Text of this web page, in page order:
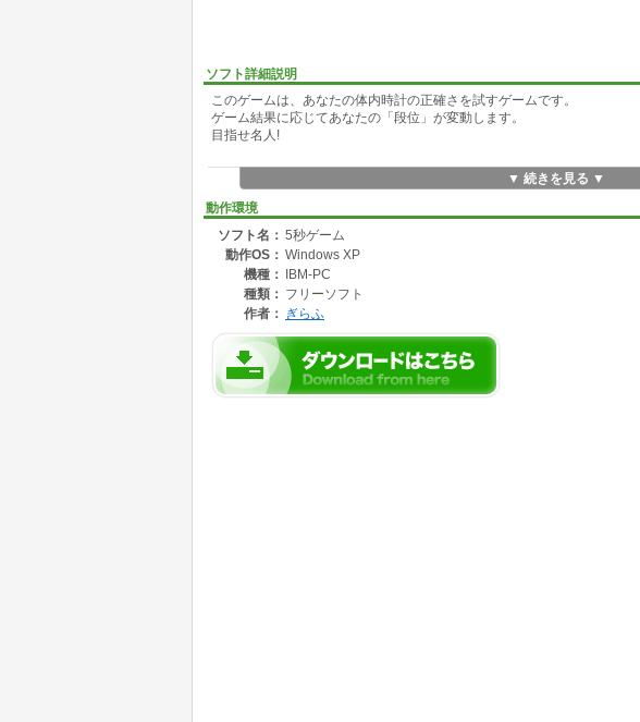
ソフト詳細説明
このゲームは、あなたの体内時計の正確さを試すゲームです。
ゲーム結果に応じてあなたの「段位」が変動します。
目指せ名人!
▼ 続きを見る ▼
動作環境
ソフト名： 5秒ゲーム
動作OS： Windows XP
機種：
IBM-PC
種類： フリーソフト
作者：
ぎらふ